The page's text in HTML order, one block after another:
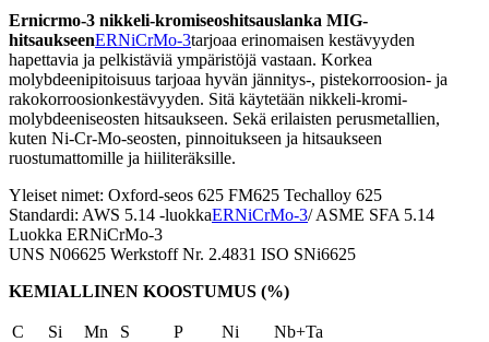
Ernicrmo-3 nikkeli-kromiseoshitsauslanka MIG-
hitsaukseenERNiCrMo-3tarjoaa erinomaisen kestävyyden
hapettavia ja pelkistäviä ympäristöjä vastaan. Korkea
molybdeenipitoisuus tarjoaa hyvän jännitys-, pistekorroosion- ja
rakokorroosionkestävyyden. Sitä käytetään nikkeli-kromi-
molybdeeniseosten hitsaukseen. Sekä erilaisten perusmetallien,
kuten Ni-Cr-Mo-seosten, pinnoitukseen ja hitsaukseen
ruostumattomille ja hiiliteräksille.
Yleiset nimet: Oxford-seos 625 FM625 Techalloy 625
Standardi: AWS 5.14 -luokkaERNiCrMo-3/ ASME SFA 5.14
Luokka ERNiCrMo-3
UNS N06625 Werkstoff Nr. 2.4831 ISO SNi6625
KEMIALLINEN KOOSTUMUS (%)
C Si Mn S P Ni
Nb+Ta